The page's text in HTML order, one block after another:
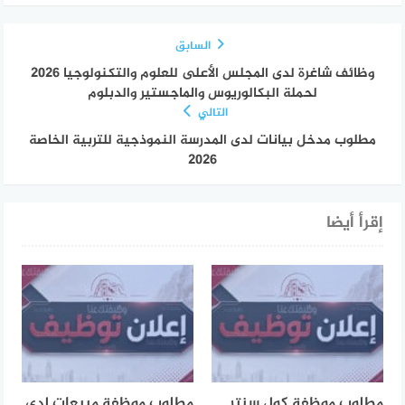
السابق
وظائف شاغرة لدى المجلس الأعلى للعلوم والتكنولوجيا 2026
لحملة البكالوريوس والماجستير والدبلوم
التالي
مطلوب مدخل بيانات لدى المدرسة النموذجية للتربية الخاصة
2026
إقرأ أيضا